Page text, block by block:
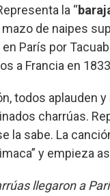
la “
de naipes
París por
a Francia en
todos aplauden y
charrúas.
la sabe. La
y empieza
llegaron a